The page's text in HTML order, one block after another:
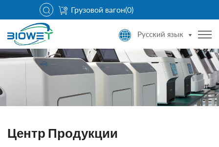
Грузовой вагон(0)
Русский язык
Центр Продукции